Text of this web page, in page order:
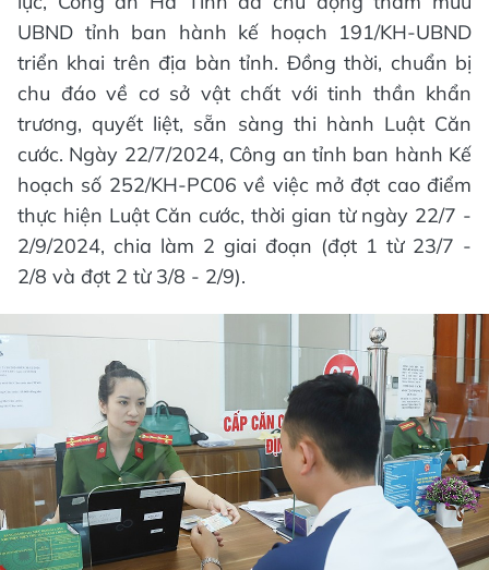
UBND tỉnh ban hành kế hoạch 191/KH-UBND
triển khai trên địa bàn tỉnh. Đồng thời, chuẩn bị
chu đáo về cơ sở vật chất với tinh thần khẩn
trương, quyết liệt, sẵn sàng thi hành Luật Căn
cước. Ngày 22/7/2024, Công an tỉnh ban hành Kế
hoạch số 252/KH-PC06 về việc mở đợt cao điểm
thực hiện Luật Căn cước, thời gian từ ngày 22/7 -
2/9/2024, chia làm 2 giai đoạn (đợt 1 từ 23/7 -
2/8 và đợt 2 từ 3/8 - 2/9).